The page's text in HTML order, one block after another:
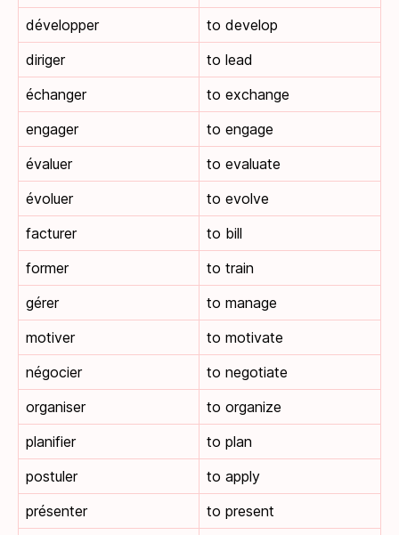
développer
to develop
diriger
to lead
échanger
to exchange
engager
to engage
évaluer
to evaluate
évoluer
to evolve
facturer
to bill
former
to train
gérer
to manage
motiver
to motivate
négocier
to negotiate
organiser
to organize
planifier
to plan
postuler
to apply
présenter
to present